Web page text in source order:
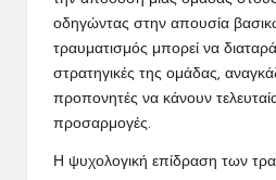
οδηγώντας στην απουσία
τραυματισμός μπορεί να
στρατηγικές της ομάδας,
προπονητές να κάνουν
προσαρμογές.
Η ψυχολογική επίδραση των